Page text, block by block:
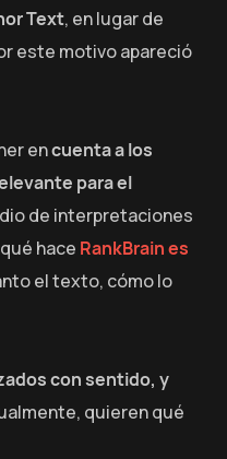
Text, en lugar de
este motivo apareció
encuenta a los
para el
de interpretaciones
hace RankBrain es
el texto, cómo lo
con sentido, y
quieren qué